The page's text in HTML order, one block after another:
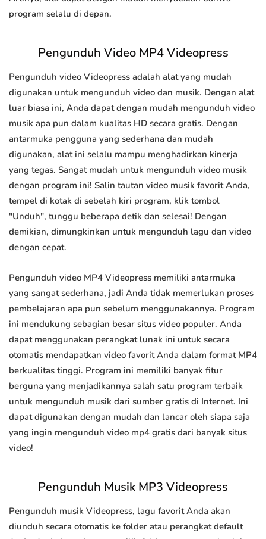
program selalu di depan.
Pengunduh Video MP4 Videopress
Pengunduh video Videopress adalah alat yang mudah
digunakan untuk mengunduh video dan musik. Dengan alat
luar biasa ini, Anda dapat dengan mudah mengunduh video
musik apa pun dalam kualitas HD secara gratis. Dengan
antarmuka pengguna yang sederhana dan mudah
digunakan, alat ini selalu mampu menghadirkan kinerja
yang tegas. Sangat mudah untuk mengunduh video musik
dengan program ini! Salin tautan video musik favorit Anda,
tempel di kotak di sebelah kiri program, klik tombol
"Unduh", tunggu beberapa detik dan selesai! Dengan
demikian, dimungkinkan untuk mengunduh lagu dan video
dengan cepat.
Pengunduh video MP4 Videopress memiliki antarmuka
yang sangat sederhana, jadi Anda tidak memerlukan proses
pembelajaran apa pun sebelum menggunakannya. Program
ini mendukung sebagian besar situs video populer. Anda
dapat menggunakan perangkat lunak ini untuk secara
otomatis mendapatkan video favorit Anda dalam format MP4
berkualitas tinggi. Program ini memiliki banyak fitur
berguna yang menjadikannya salah satu program terbaik
untuk mengunduh musik dari sumber gratis di Internet. Ini
dapat digunakan dengan mudah dan lancar oleh siapa saja
yang ingin mengunduh video mp4 gratis dari banyak situs
video!
Pengunduh Musik MP3 Videopress
Pengunduh musik Videopress, lagu favorit Anda akan
diunduh secara otomatis ke folder atau perangkat default